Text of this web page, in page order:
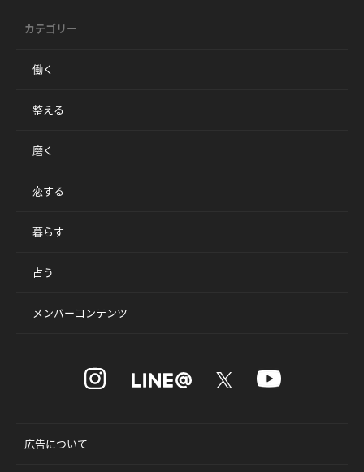
カテゴリー
働く
整える
磨く
恋する
暮らす
占う
メンバーコンテンツ
広告について